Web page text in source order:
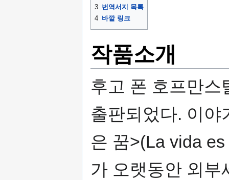
3 번역서지 목록
4 바깥 링크
작품소개
후고 폰 호프만스
출판되었다. 이야
은 꿈>(La vida
가 오랫동안 외부